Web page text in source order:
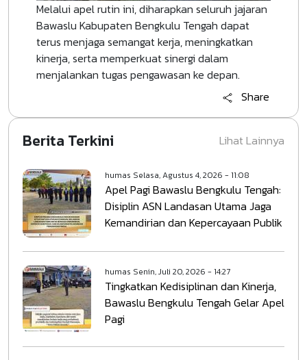
Melalui apel rutin ini, diharapkan seluruh jajaran
Bawaslu Kabupaten Bengkulu Tengah dapat
terus menjaga semangat kerja, meningkatkan
kinerja, serta memperkuat sinergi dalam
menjalankan tugas pengawasan ke depan.
Share
Berita Terkini
humas Selasa, Agustus 4, 2026 - 11:08
Apel Pagi Bawaslu Bengkulu Tengah:
Disiplin ASN Landasan Utama Jaga
Kemandirian dan Kepercayaan Publik
humas Senin, Juli 20, 2026 - 14:27
Tingkatkan Kedisiplinan dan Kinerja,
Bawaslu Bengkulu Tengah Gelar Apel
Pagi
Lihat Lainnya